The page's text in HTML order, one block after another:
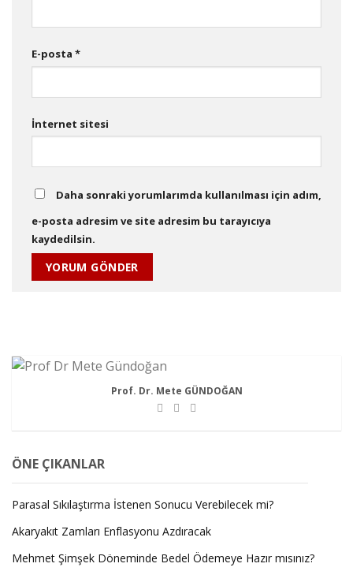
E-posta *
İnternet sitesi
Daha sonraki yorumlarımda kullanılması için adım,
e-posta adresim ve site adresim bu tarayıcıya
kaydedilsin.
Prof. Dr. Mete GÜNDOĞAN
ÖNE ÇIKANLAR
Parasal Sıkılaştırma İstenen Sonucu Verebilecek mi?
Akaryakıt Zamları Enflasyonu Azdıracak
Mehmet Şimşek Döneminde Bedel Ödemeye Hazır mısınız?